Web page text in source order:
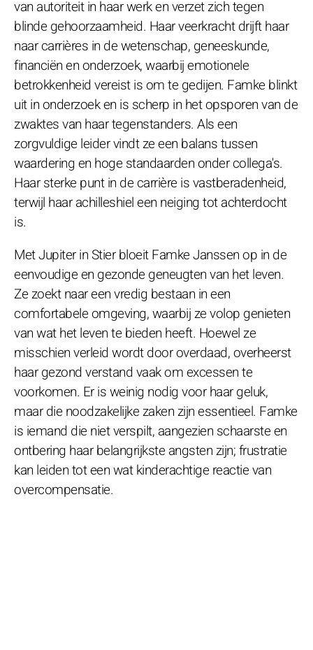
van autoriteit in haar werk en verzet zich tegen
blinde gehoorzaamheid. Haar veerkracht drijft haar
naar carrières in de wetenschap, geneeskunde,
financiën en onderzoek, waarbij emotionele
betrokkenheid vereist is om te gedijen. Famke blinkt
uit in onderzoek en is scherp in het opsporen van de
zwaktes van haar tegenstanders. Als een
zorgvuldige leider vindt ze een balans tussen
waardering en hoge standaarden onder collega's.
Haar sterke punt in de carrière is vastberadenheid,
terwijl haar achilleshiel een neiging tot achterdocht
is.
Met Jupiter in Stier bloeit Famke Janssen op in de
eenvoudige en gezonde geneugten van het leven.
Ze zoekt naar een vredig bestaan in een
comfortabele omgeving, waarbij ze volop genieten
van wat het leven te bieden heeft. Hoewel ze
misschien verleid wordt door overdaad, overheerst
haar gezond verstand vaak om excessen te
voorkomen. Er is weinig nodig voor haar geluk,
maar die noodzakelijke zaken zijn essentieel. Famke
is iemand die niet verspilt, aangezien schaarste en
ontbering haar belangrijkste angsten zijn; frustratie
kan leiden tot een wat kinderachtige reactie van
overcompensatie.